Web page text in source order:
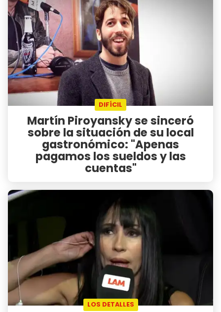
DIFÍCIL
Martín Piroyansky se sinceró
sobre la situación de su local
gastronómico: "Apenas
pagamos los sueldos y las
cuentas"
LOS DETALLES